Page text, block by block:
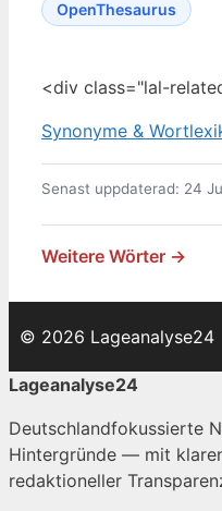
OpenThesaurus
<div class="lal-
Synonyme &
Senast uppdaterad: 24
Weitere Wörter →
© 2026 Lageanalyse24
Lageanalyse24
Deutschlandfokussierte
Hintergründe — mit
redaktioneller